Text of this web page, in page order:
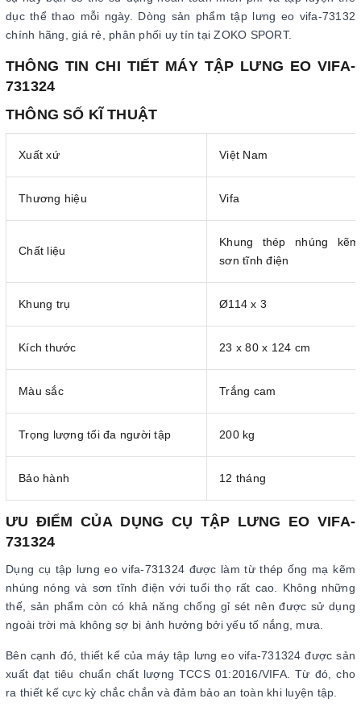
dục thể thao mỗi ngày. Dòng sản phẩm tập lưng eo vifa-73132
chính hãng, giá rẻ, phân phối uy tín tại ZOKO SPORT.
THÔNG TIN CHI TIẾT MÁY TẬP LƯNG EO VIFA-
731324
THÔNG SỐ KĨ THUẬT
Xuất xứ Việt Nam
Thương hiệu Vifa
Chất liệu
Khung thép nhúng
sơn tĩnh điện
Khung trụ Ø114 x 3
Kích thước 23 x 80 x 124 cm
Màu sắc Trắng cam
Trọng lượng tối đa người tập 200 kg
Bảo hành 12 tháng
ƯU ĐIỂM CỦA DỤNG CỤ TẬP LƯNG EO VIFA-
731324
Dụng cụ tập lưng eo vifa-731324 được làm từ thép ống mạ kẽm
nhúng nóng và sơn tĩnh điện với tuổi thọ rất cao. Không những
thế, sản phẩm còn có khả năng chống gỉ sét nên được sử dụng
ngoài trời mà không sợ bị ảnh hưởng bởi yếu tố nắng, mưa.
Bên cạnh đó, thiết kế của máy tập lưng eo vifa-731324 được sản
xuất đạt tiêu chuẩn chất lượng TCCS 01:2016/VIFA. Từ đó, cho
ra thiết kế cực kỳ chắc chắn và đảm bảo an toàn khi luyện tập.